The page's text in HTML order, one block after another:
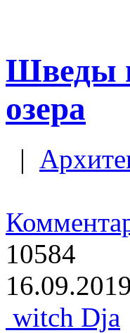
Шведы
озера
|
10584
witch Dja